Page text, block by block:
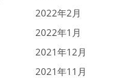
2022年2月
2022年1月
2021年12月
2021年11月